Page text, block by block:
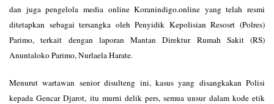
dan juga pengelola media online Koranindigo.online yang telah resmi
ditetapkan sebagai tersangka oleh Penyidik Kepolisian Resosrt (Polres)
Parimo, terkait dengan laporan Mantan Direktur Rumah Sakit (RS)
Anuntaloko Parimo, Nurlaela Harate.
Menurut wartawan senior disulteng ini, kasus yang disangkakan Polisi
kepada Gencar Djarot, itu murni delik pers, semua unsur dalam kode etik